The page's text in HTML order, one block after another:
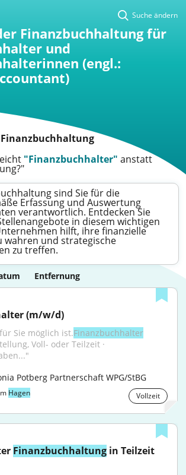
Suche ändern
Finanzbuchhaltung für
und
(engl.:
Finanzbuchhaltung
"Finanzbuchhalter" anstatt
sind Sie für die
Erfassung und Auswertung
verantwortlich. Entdecken Sie
in diesem wichtigen
hilft, ihre finanzielle
wahren und strategische
zu treffen.
Entfernung
(m/w/d)
Sie möglich ist.Finanzbuchhalter
Voll- oder Teilzeit ·
Potberg Partnerschaft WPG/StBG
Hagen Vollzeit
Finanzbuchhaltung in Teilzeit